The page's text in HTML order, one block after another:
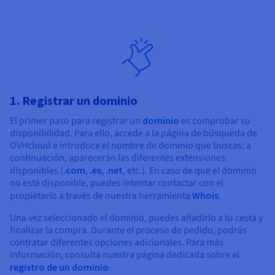
1. Registrar un dominio
El primer paso para registrar un dominio es comprobar su
disponibilidad. Para ello, accede a la página de búsqueda de
OVHcloud e introduce el nombre de dominio que buscas; a
continuación, aparecerán las diferentes extensiones
disponibles (.com, .es, .net, etc.). En caso de que el dominio
no esté disponible, puedes intentar contactar con el
propietario a través de nuestra herramienta Whois.
Una vez seleccionado el dominio, puedes añadirlo a tu cesta y
finalizar la compra. Durante el proceso de pedido, podrás
contratar diferentes opciones adicionales. Para más
información, consulta nuestra página dedicada sobre el
registro de un dominio.